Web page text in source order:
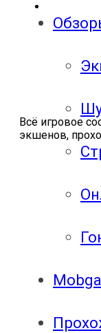
Всё игровое
экшенов,